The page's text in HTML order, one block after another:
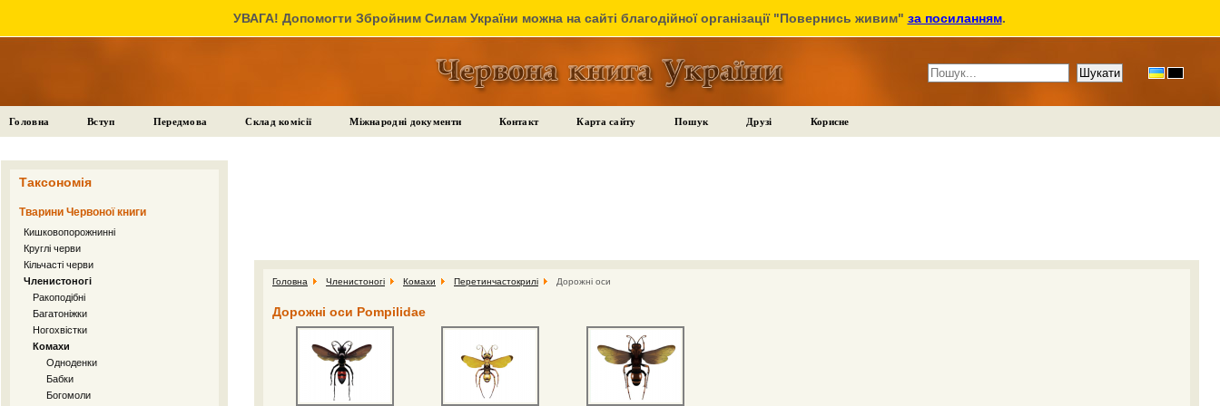
УВАГА! Допомогти Збройним Силам України можна на сайті благодійної організації "Повернись живим" за посиланням.
Головна Вступ Передмова Склад комісії Міжнародні документи Контакт Карта сайту Пошук Друзі Корисне
Таксономія
Тварини Червоної книги
Кишковопорожнинні
Круглі черви
Кільчасті черви
Членистоногі
Ракоподібні
Багатоніжки
Ногохвістки
Комахи
Одноденки
Бабки
Богомоли
Головна Членистоногі Комахи Перетинчастокрилі Дорожні оси
Дорожні оси Pompilidae